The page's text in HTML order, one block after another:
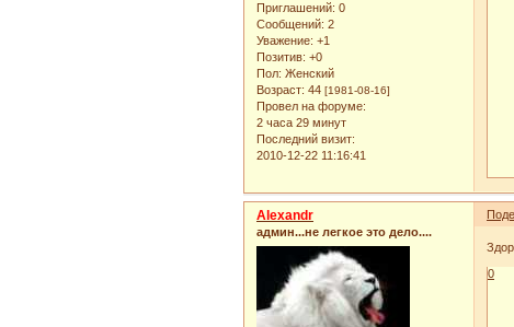
Приглашений: 0
Сообщений: 2
Уважение: +1
Позитив: +0
Пол: Женский
Возраст: 44 [1981-08-16]
Провел на форуме:
2 часа 29 минут
Последний визит:
2010-12-22 11:16:41
Alexandr
админ...не легкое это дело....
0